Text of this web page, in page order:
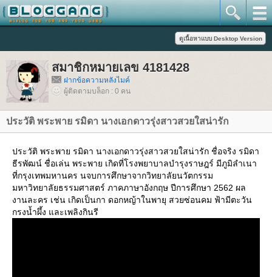
สมาชิกหมายเลข 4181428
ฝากข้อความหลังไมค์
ผู้ติดตามบล็อก : 0 คน
ประวัติ พระพาย รมิดา นางเอกดาวรุ่งสาวสวยใสน่ารัก
ประวัติ พระพาย รมิดา นางเอกดาวรุ่งสาวสวยใสน่ารัก ชื่อจริง รมิดา
ธีรพัฒน์ ชื่อเล่น พระพาย เกิดที่โรงพยาบาลบำรุงราษฎร์ มีภูมิลำเนา
ที่กรุงเทพมหานคร นจบการศึกษาจากวิทยาลัยนวัตกรรม
มหาวิทยาลัยธรรมศาสตร์ ภาคภาษาอังกฤษ ปีการศึกษา 2562 ผล
งานละคร เช่น เกิดเป็นกา ดอกหญ้าในพายุ สวยซ่อนคม ฟ้ามีตะวัน
กรงน้ำผึ้ง และเพลิงกินรี